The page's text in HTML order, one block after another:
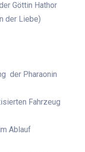
Göttin Hathor
der Liebe)
der Pharaonin
Fahrzeug
Ablauf